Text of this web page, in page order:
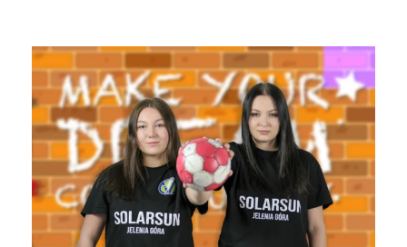
SZKOŁA MISTRZOSTWA
SPORTOWEGO
PIŁKA RĘCZNA DZIEWCZĄT